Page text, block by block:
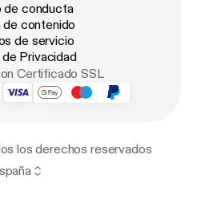
de conducta
de contenido
de servicio
Privacidad
Certificado SSL
los derechos reservados